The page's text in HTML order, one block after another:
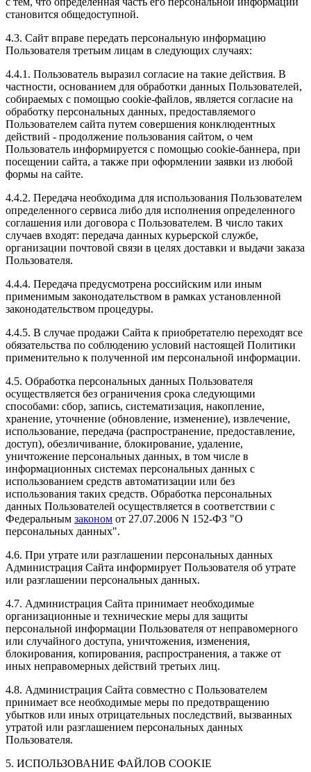
становится общедоступной.
4.3. Сайт вправе передать персональную информацию
Пользователя третьим лицам в следующих случаях:
4.4.1. Пользователь выразил согласие на такие действия. В
частности, основанием для обработки данных Пользователей,
собираемых с помощью cookie-файлов, является согласие на
обработку персональных данных, предоставляемого
Пользователем сайта путем совершения конклюдентных
действий - продолжение пользования сайтом, о чем
Пользователь информируется с помощью cookie-баннера, при
посещении сайта, а также при оформлении заявки из любой
формы на сайте.
4.4.2. Передача необходима для использования Пользователем
определенного сервиса либо для исполнения определенного
соглашения или договора с Пользователем. В число таких
случаев входят: передача данных курьерской службе,
организации почтовой связи в целях доставки и выдачи заказа
Пользователя.
4.4.4. Передача предусмотрена российским или иным
применимым законодательством в рамках установленной
законодательством процедуры.
4.4.5. В случае продажи Сайта к приобретателю переходят все
обязательства по соблюдению условий настоящей Политики
применительно к полученной им персональной информации.
4.5. Обработка персональных данных Пользователя
осуществляется без ограничения срока следующими
способами: сбор, запись, систематизация, накопление,
хранение, уточнение (обновление, изменение), извлечение,
использование, передача (распространение, предоставление,
доступ), обезличивание, блокирование, удаление,
уничтожение персональных данных, в том числе в
информационных системах персональных данных с
использованием средств автоматизации или без
использования таких средств. Обработка персональных
данных Пользователей осуществляется в соответствии с
Федеральным законом от 27.07.2006 N 152-ФЗ "О
персональных данных".
4.6. При утрате или разглашении персональных данных
Администрация Сайта информирует Пользователя об утрате
или разглашении персональных данных.
4.7. Администрация Сайта принимает необходимые
организационные и технические меры для защиты
персональной информации Пользователя от неправомерного
или случайного доступа, уничтожения, изменения,
блокирования, копирования, распространения, а также от
иных неправомерных действий третьих лиц.
4.8. Администрация Сайта совместно с Пользователем
принимает все необходимые меры по предотвращению
убытков или иных отрицательных последствий, вызванных
утратой или разглашением персональных данных
Пользователя.
5. ИСПОЛЬЗОВАНИЕ ФАЙЛОВ COOKIE